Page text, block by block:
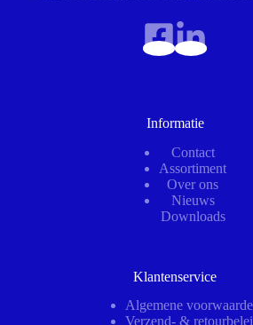
Informatie
Contact
Assortiment
Over ons
Nieuws
Downloads
Klantenservice
Algemene
Verzend- &